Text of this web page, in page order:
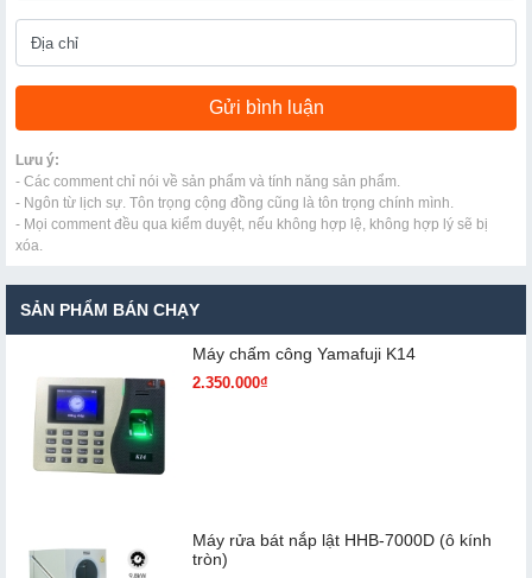
Lưu ý:
- Các comment chỉ nói về sản phẩm và tính năng sản phẩm.
- Ngôn từ lịch sự. Tôn trọng cộng đồng cũng là tôn trọng chính mình.
- Mọi comment đều qua kiểm duyệt, nếu không hợp lệ, không hợp lý sẽ bị
xóa.
SẢN PHẨM BÁN CHẠY
Máy chấm cô​ng Yamafuji K14
2.350.000₫
Máy rửa bát nắp lật HHB-7000D (ô kính
tròn)